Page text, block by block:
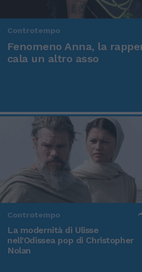
Controtempo
Fenomeno Anna, la
cala un altro asso
Controtempo
La modernità di Ulisse
nell'Odissea pop di Christopher
Nolan